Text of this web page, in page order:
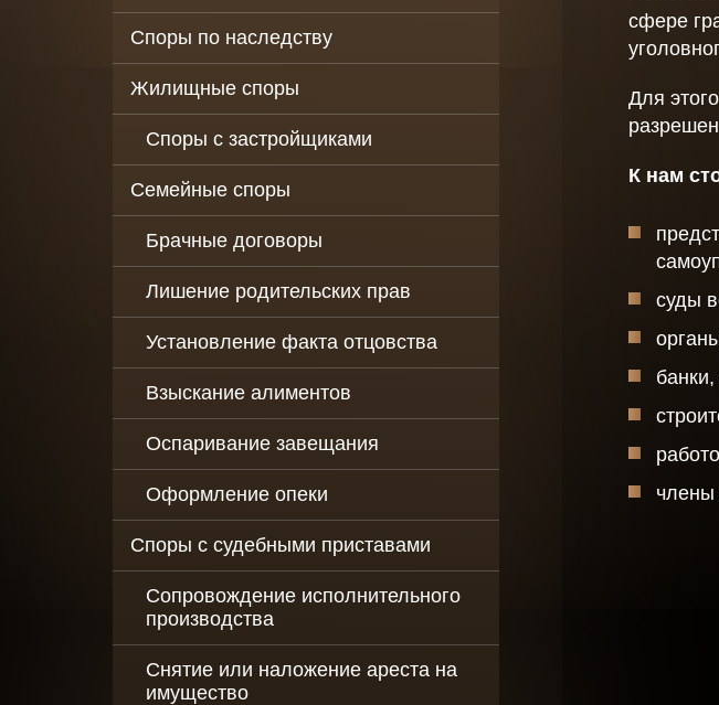
Налоговые споры
Консультация по
последствиям
Обжалование
сопровождение
защита от
коллекторов
налогов для малого
и среднего бизнеса
Выкуп долгов
Споры с
приставами
Защита
Защита прав
Услуги
защита от
коллекторов
Выкуп долгов
физических
Споры по наследству
Жилищные споры
Споры с застройщиками
Семейные споры
Брачные договоры
Лишение родительских прав
Установление факта отцовства
Взыскание алиментов
Оспаривание завещания
Оформление опеки
Споры с судебными приставами
Сопровождение исполнительного
производства
Снятие или наложение ареста на
имущество
сфере
Для
К нам
суды
члены